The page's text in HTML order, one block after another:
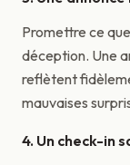
Promettre ce
déception. Une
reflètent
mauvaises
4. Un check-in